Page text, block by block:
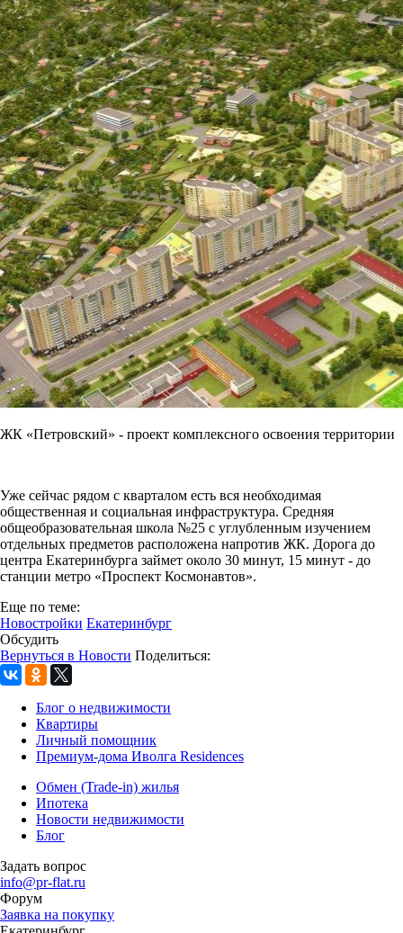
ЖК «Петровский» - проект комплексного освоения территории
Уже сейчас рядом с кварталом есть вся необходимая
общественная и социальная инфраструктура. Средняя
общеобразовательная школа №25 с углубленным изучением
отдельных предметов расположена напротив ЖК. Дорога до
центра Екатеринбурга займет около 30 минут, 15 минут - до
станции метро «Проспект Космонавтов».
Еще по теме:
Новостройки Екатеринбург
Обсудить
Вернуться в Новости Поделиться:
Блог о недвижимости
Квартиры
Личный помощник
Премиум-дома Иволга Residences
Обмен (Trade-in) жилья
Ипотека
Новости недвижимости
Блог
Задать вопрос
info@pr-flat.ru
Форум
Заявка на покупку